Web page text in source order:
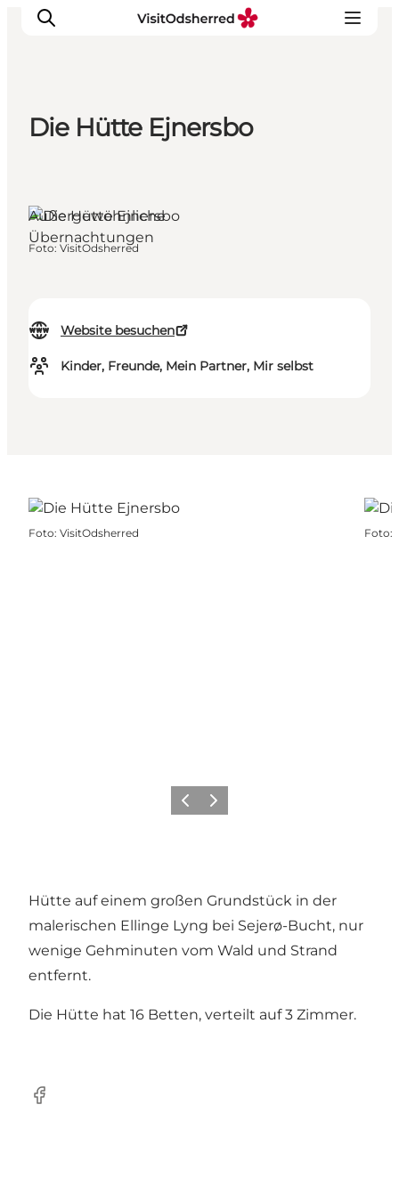
Essen
Unterkünfte
Nützliches
Die Hütte Ejnersbo
Website besuchen
Kinder, Freunde, Mein Partner, Mir selbst
Außergewöhnliche
Übernachtungen
Foto: VisitOdsherred
Foto: VisitOdsherred Foto:
Vorherige Folie
Nächste Folie
Hütte auf einem großen Grundstück in der
malerischen Ellinge Lyng bei Sejerø-Bucht, nur
wenige Gehminuten vom Wald und Strand
entfernt.
Die Hütte hat 16 Betten, verteilt auf 3 Zimmer.
Facebook